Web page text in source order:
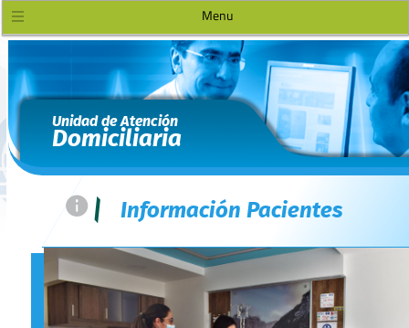
Menu
Unidad de Atención
Domiciliaria
= | Información Pacientes